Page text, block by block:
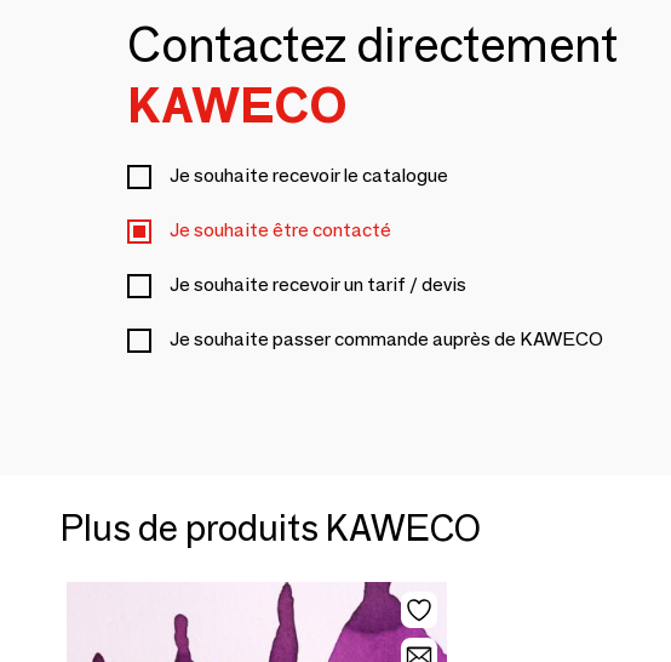
Contactez directement
KAWECO
Je souhaite recevoir le catalogue
Je souhaite être contacté
Je souhaite recevoir un tarif / devis
Je souhaite passer commande auprès de KAWECO
Plus de produits KAWECO